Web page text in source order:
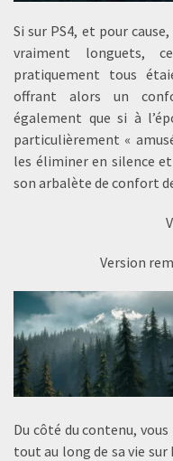
Si sur PS4, et pour
vraiment longuets,
pratiquement tous
offrant alors un
également que si à
particulièrement «
les éliminer en silence
son arbalète de confort
Version
Du côté du contenu,
tout au long de sa vie